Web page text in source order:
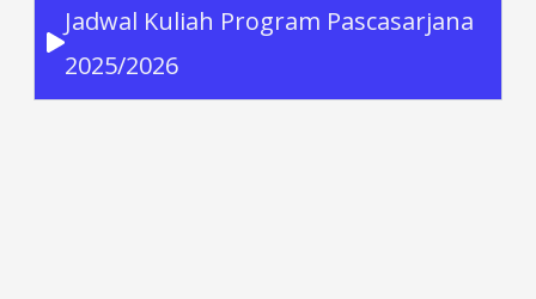
Jadwal Kuliah Program Pascasarjana
2025/2026